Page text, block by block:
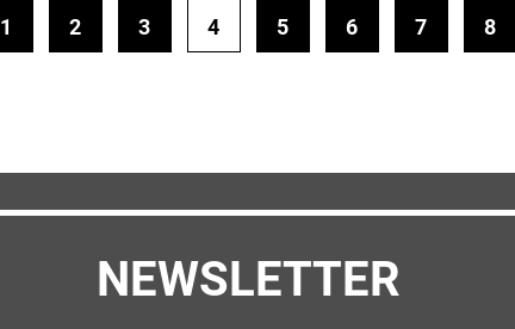
1 2 3 4 5 6 7 8
NEWSLETTER